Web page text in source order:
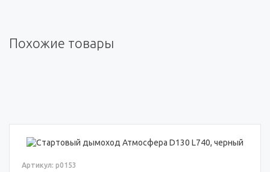
Похожие товары
Артикул: p0153